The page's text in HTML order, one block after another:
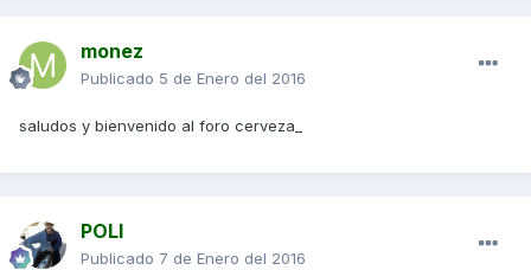
monez
Publicado 5 de Enero del 2016
saludos y bienvenido al foro cerveza_
POLI
Publicado 7 de Enero del 2016